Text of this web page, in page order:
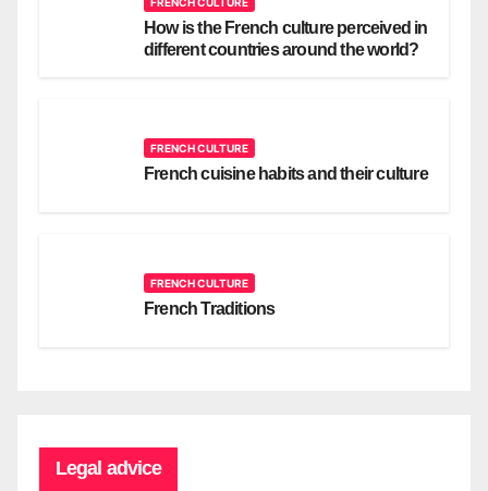
How is the French culture perceived in
different countries around the world?
FRENCH CULTURE
French cuisine habits and their culture
FRENCH CULTURE
French Traditions
Legal advice